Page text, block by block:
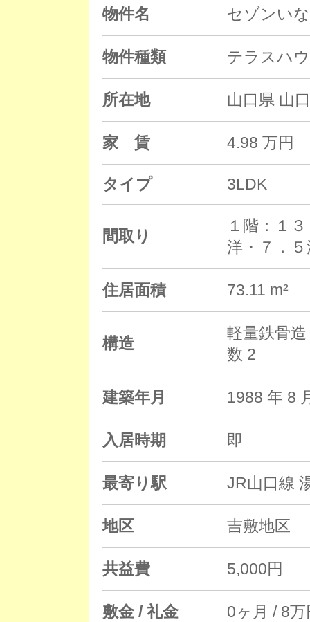
物件名 セゾンい
物件種類 テラスハ
所在地 山口県 山
家 賃 4.98 万円
タイプ 3LDK
間取り
１階：１
洋・７．５
住居面積 73.11 m²
構造
軽量鉄骨
数 2
建築年月 1988 年
入居時期 即
最寄り駅 JR山口線
地区 吉敷地区
共益費 5,000円
敷金 / 礼金 0ヶ月 / 8万